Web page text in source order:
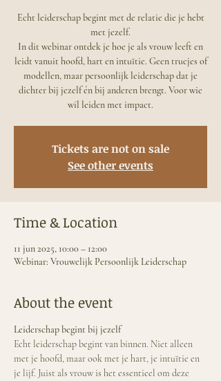
Echt leiderschap begint met de relatie die je hebt
met jezelf.
In dit webinar ontdek je hoe je als vrouw leeft en
leidt vanuit hoofd, hart en intuïtie. Geen trucjes of
modellen, maar persoonlijk leiderschap dat je
dichter bij jezelf én bij anderen brengt. Voor wie
wil leiden met impact.
Tickets are not on sale
See other events
Time & Location
11 jun 2025, 10:00 – 12:00
Webinar: Vrouwelijk Persoonlijk Leiderschap
About the event
Leiderschap begint bij jezelf
Echt leiderschap begint van binnen. Niet alleen
met je hoofd, maar ook met je hart, je intuïtie en
je lijf. Juist als vrouw is het essentieel om deze